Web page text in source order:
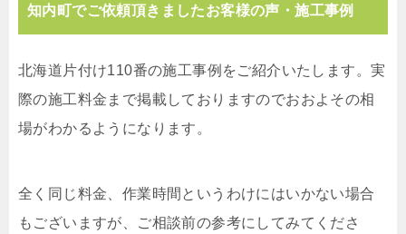
知内町でご依頼頂きましたお客様の声・施工事例
北海道片付け110番の施工事例をご紹介いたします。実
際の施工料金まで掲載しておりますのでおおよその相
場がわかるようになります。
全く同じ料金、作業時間というわけにはいかない場合
もございますが、ご相談前の参考にしてみてくださ